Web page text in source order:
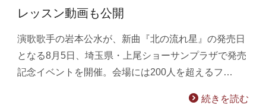
レッスン動画も公開
演歌歌手の岩本公水が、新曲『北の流れ星』の発売日
となる8月5日、埼玉県・上尾ショーサンプラザで発売
記念イベントを開催。会場には200人を超えるフ…
続きを読む